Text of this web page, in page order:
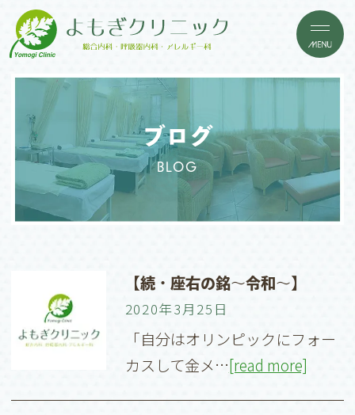
ブログ
BLOG
【続・座右の銘〜令和〜】
2020年3月25日
「自分はオリンピックにフォー
カスして金メ…[read more]